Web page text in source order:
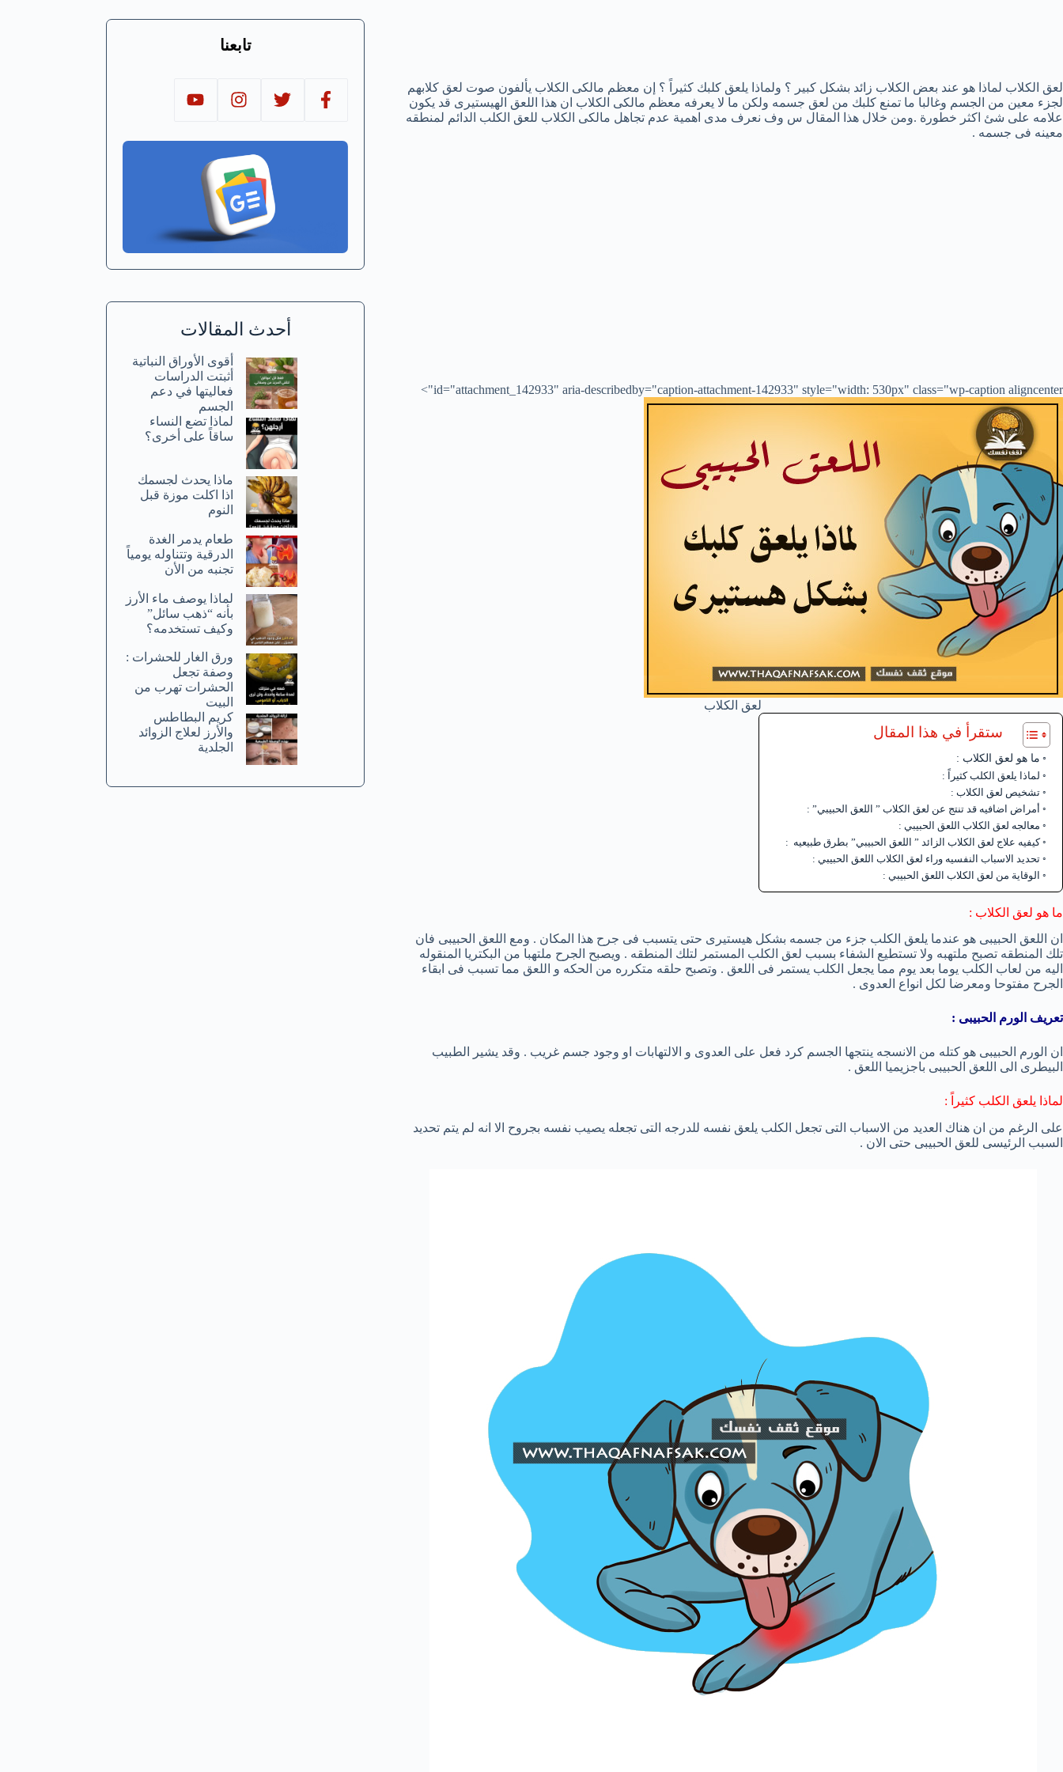
لعق الكلاب لماذا هو عند بعض الكلاب زائد بشكل كبير ؟ ولماذا يلعق كلبك كثيراً ؟ إن معظم مالكى الكلاب يألفون صوت لعق كلابهم
لجزء معين من الجسم وغالبا ما تمنع كلبك من لعق جسمه ولكن ما لا يعرفه معظم مالكى الكلاب ان هذا اللعق الهيستيرى قد يكون
علامه على شئ اكثر خطورة .ومن خلال هذا المقال س وف نعرف مدى اهمية عدم تجاهل مالكى الكلاب للعق الكلب الدائم لمنطقه
معينه فى جسمه .
id="attachment_142933" aria-describedby="caption-attachment-142933" style="width: 530px" class="wp-caption aligncenter">
لعق الكلاب
ستقرأ في هذا المقال
ما هو لعق الكلاب :
لماذا يلعق الكلب كثيراً :
تشخيص لعق الكلاب :
أمراض اضافيه قد تنتج عن لعق الكلاب ” اللعق الحبيبي” :
معالجه لعق الكلاب اللعق الحبيبي :
كيفيه علاج لعق الكلاب الزائد ” اللعق الحبيبي” بطرق طبيعيه :
تحديد الاسباب النفسيه وراء لعق الكلاب اللعق الحبيبي :
الوقاية من لعق الكلاب اللعق الحبيبي :
ما هو لعق الكلاب :
ان اللعق الحبيبى هو عندما يلعق الكلب جزء من جسمه بشكل هيستيرى حتى يتسبب فى جرح هذا المكان . ومع اللعق الحبيبى فان
تلك المنطقه تصبح ملتهبه ولا تستطيع الشفاء بسبب لعق الكلب المستمر لتلك المنطقه . ويصبح الجرح ملتهبا من البكتريا المنقوله
اليه من لعاب الكلب يوما بعد يوم مما يجعل الكلب يستمر فى اللعق . وتصبح حلقه متكرره من الحكه و اللعق مما تسبب فى ابقاء
الجرح مفتوحا ومعرضا لكل انواع العدوى .
تعريف الورم الحبيبى :
ان الورم الحبيبى هو كتله من الانسجه ينتجها الجسم كرد فعل على العدوى و الالتهابات او وجود جسم غريب . وقد يشير الطبيب
البيطرى الى اللعق الحبيبى باجزيميا اللعق .
لماذا يلعق الكلب كثيراً :
على الرغم من ان هناك العديد من الاسباب التى تجعل الكلب يلعق نفسه للدرجه التى تجعله يصيب نفسه بجروح الا انه لم يتم تحديد
السبب الرئيسى للعق الحبيبى حتى الان .
تابعنا
أحدث المقالات
أقوى الأوراق النباتية
أثبتت الدراسات
فعاليتها في دعم
الجسم
لماذا تضع النساء
ساقاً على أخرى؟
ماذا يحدث لجسمك
اذا اكلت موزة قبل
النوم
طعام يدمر الغدة
الدرقية وتتناوله يومياً
تجنبه من الأن
لماذا يوصف ماء الأرز
بأنه “ذهب سائل”
وكيف تستخدمه؟
ورق الغار للحشرات :
وصفة تجعل
الحشرات تهرب من
البيت
كريم البطاطس
والأرز لعلاج الزوائد
الجلدية